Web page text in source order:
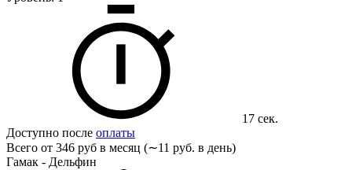
17 сек.
Доступно после оплаты
Всего от 346 руб в месяц (∼11 руб. в день)
Гамак - Дельфин